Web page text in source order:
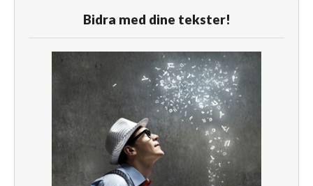
Bidra med dine tekster!